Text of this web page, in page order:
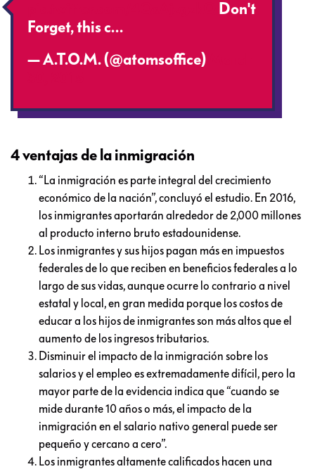
Don't
Forget, this c…
— A.T.O.M. (@atomsoffice)
4 ventajas de la inmigración
“La inmigración es parte integral del crecimiento
económico de la nación”, concluyó el estudio. En 2016,
los inmigrantes aportarán alrededor de 2,000 millones
al producto interno bruto estadounidense.
Los inmigrantes y sus hijos pagan más en impuestos
federales de lo que reciben en beneficios federales a lo
largo de sus vidas, aunque ocurre lo contrario a nivel
estatal y local, en gran medida porque los costos de
educar a los hijos de inmigrantes son más altos que el
aumento de los ingresos tributarios.
Disminuir el impacto de la inmigración sobre los
salarios y el empleo es extremadamente difícil, pero la
mayor parte de la evidencia indica que “cuando se
mide durante 10 años o más, el impacto de la
inmigración en el salario nativo general puede ser
pequeño y cercano a cero”.
Los inmigrantes altamente calificados hacen una